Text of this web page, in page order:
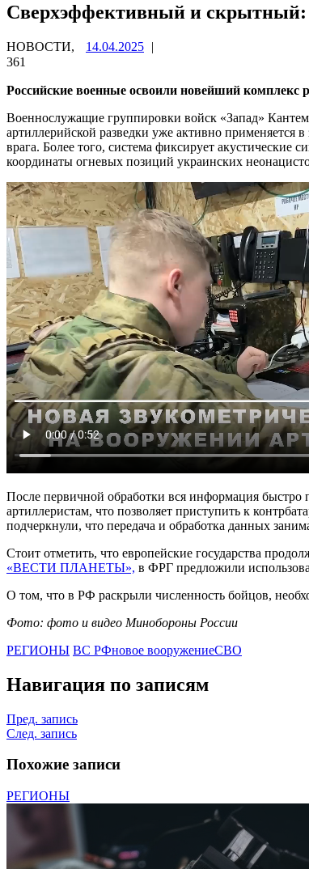
Сверхэффективный и скрытный:
НОВОСТИ, 14.04.2025 |
361
Российские военные освоили новейший комплекс
Военнослужащие группировки войск «Запад»
артиллерийской разведки уже активно
врага. Более того, система фиксирует
координаты огневых позиций украинских
После первичной обработки вся информация быстро
артиллеристам, что позволяет приступить к
подчеркнули, что передача и обработка данных
Стоит отметить, что европейские государства
«ВЕСТИ ПЛАНЕТЫ», в ФРГ предложили
О том, что в РФ раскрыли численность бойцов,
Фото: фото и видео Минобороны России
РЕГИОНЫ ВС РФновое вооружениеСВО
Навигация по записям
Пред. запись
След. запись
Похожие записи
РЕГИОНЫ